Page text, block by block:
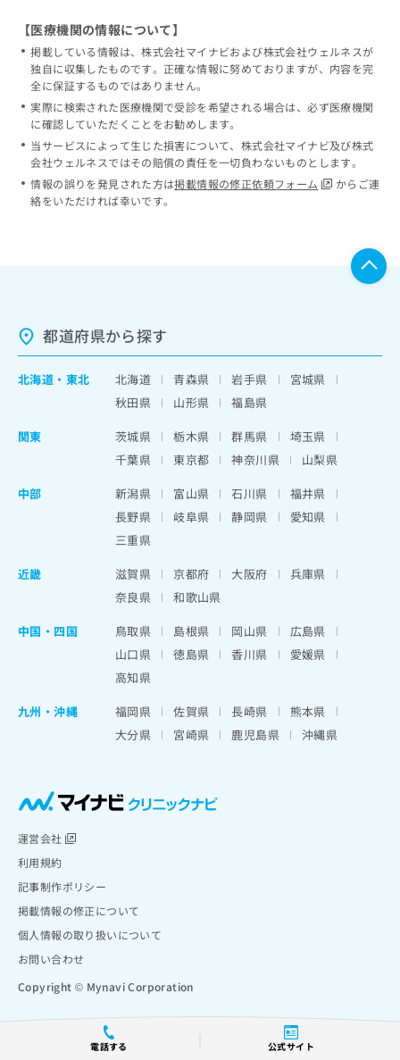
電話する 公式サイト
【医療機関の情報について】
掲載している情報は、株式会社マイナビおよび株式会社ウェルネスが
独自に収集したものです。正確な情報に努めておりますが、内容を完
全に保証するものではありません。
実際に検索された医療機関で受診を希望される場合は、必ず医療機関
に確認していただくことをお勧めします。
当サービスによって生じた損害について、株式会社マイナビ及び株式
会社ウェルネスではその賠償の責任を一切負わないものとします。
情報の誤りを発見された方は掲載情報の修正依頼フォーム
からご連
絡をいただければ幸いです。
都道府県から探す
北海道 ・ 東北 北海道 青森県 岩手県
宮城県
秋田県
山形県
福島県
関東
茨城県 栃木県 群馬県
埼玉県
千葉県
東京都 神奈川県
山梨県
中部
新潟県 富山県 石川県
福井県
長野県
岐阜県 静岡県
愛知県
三重県
近畿
滋賀県 京都府 大阪府
兵庫県
奈良県
和歌山県
中国・四国
鳥取県 島根県 岡山県
広島県
山口県
徳島県 香川県
愛媛県
高知県
九州・沖縄
福岡県 佐賀県 長崎県
熊本県
大分県
宮崎県 鹿児島県 沖縄県
運営会社
利用規約
記事制作ポリシー
掲載情報の修正について
個人情報の取り扱いについて
お問い合わせ
Copyright © Mynavi Corporation